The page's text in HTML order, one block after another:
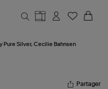
Pure Silver, Cecilie Bahnsen
Partager